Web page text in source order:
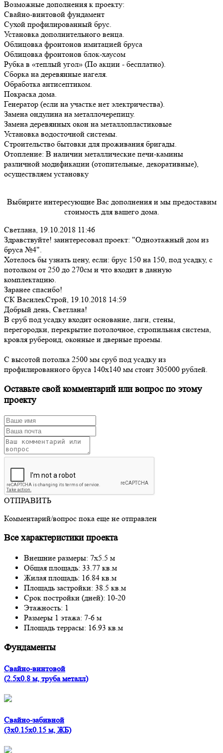
Возможные дополнения к проекту:
Свайно-винтовой фундамент
Сухой профилированный брус.
Установка дополнительного венца.
Облицовка фронтонов имитацией бруса
Облицовка фронтонов блок-хаусом
Рубка в «теплый угол» (По акции - бесплатно).
Сборка на деревянные нагеля.
Обработка антисептиком.
Покраска дома.
Генератор (если на участке нет электричества).
Замена ондулина на металлочерепицу.
Замена деревянных окон на металлопластиковые
Установка водосточной системы.
Строительство бытовки для проживания бригады.
Отопление: В наличии металлические печи-камины
различной модификации (отопительные, декоративные),
осуществляем установку
Выбирите интересующие Вас дополнения и мы предоставим
стоимость для вашего дома.
Светлана, 19.10.2018 11:46
Здравствуйте! заинтересовал проект: "Одноэтажный дом из
бруса №4".
Хотелось бы узнать цену, если: брус 150 на 150, под усадку, с
потолком от 250 до 270см и что входит в данную
комплектацию.
Заранее спасибо!
СК ВасилекСтрой, 19.10.2018 14:59
Добрый день, Светлана!
В сруб под усадку входит основание, лаги, стены,
перегородки, перекрытие потолочное, стропильная система,
кровля рубероид, оконные и дверные проемы.
С высотой потолка 2500 мм сруб под усадку из
профилированного бруса 140х140 мм стоит 305000 рублей.
Оставьте свой комментарий или вопрос по этому
проекту
ОТПРАВИТЬ
Комментарий/вопрос пока еще не отправлен
Все характеристики проекта
Внешние размеры: 7x5.5 м
Общая площадь: 33.77 кв.м
Жилая площадь: 16.84 кв.м
Площадь застройки: 38.5 кв.м
Срок постройки (дней): 10-20
Этажность: 1
Размеры 1 этажа: 7-6 м
Площадь террасы: 16.93 кв.м
Фундаменты
Свайно-винтовой
(2.5x0.8 м, труба металл)
Свайно-забивной
(3x0.15x0.15 м, ЖБ)